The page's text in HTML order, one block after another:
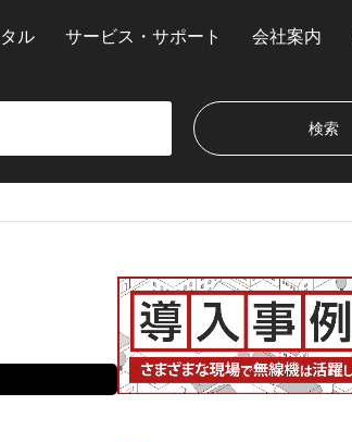
ル サービス・サポート 会社案内